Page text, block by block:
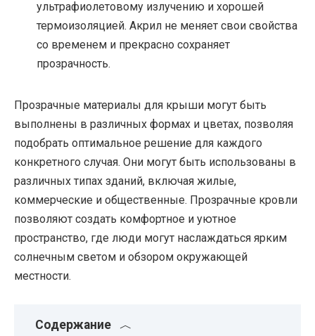
ультрафиолетовому излучению и хорошей
термоизоляцией. Акрил не меняет свои свойства
со временем и прекрасно сохраняет
прозрачность.
Прозрачные материалы для крыши могут быть
выполнены в различных формах и цветах, позволяя
подобрать оптимальное решение для каждого
конкретного случая. Они могут быть использованы в
различных типах зданий, включая жилые,
коммерческие и общественные. Прозрачные кровли
позволяют создать комфортное и уютное
пространство, где люди могут наслаждаться ярким
солнечным светом и обзором окружающей
местности.
Содержание